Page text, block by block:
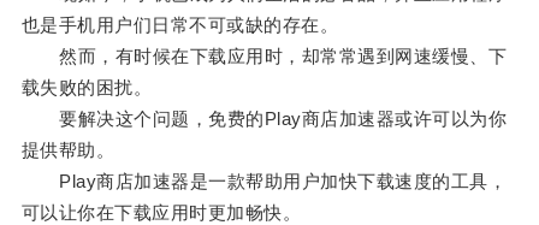
也是手机用户们日常不可或缺的存在。
然而，有时候在下载应用时，却常常遇到网速缓慢、下
载失败的困扰。
要解决这个问题，免费的Play商店加速器或许可以为你
提供帮助。
Play商店加速器是一款帮助用户加快下载速度的工具，
可以让你在下载应用时更加畅快。